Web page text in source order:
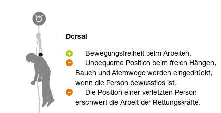
Dorsal
Bewegungsfreiheit beim Arbeiten.
Unbequeme Position beim freien Hängen,
Bauch und Atemwege werden eingedrückt,
wenn die Person bewusstlos ist.
Die Position einer verletzten Person
erschwert die Arbeit der Rettungskräfte.